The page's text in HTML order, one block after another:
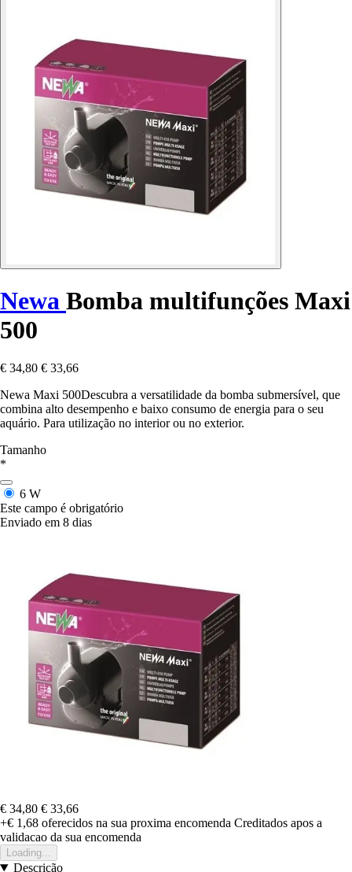
Newa Bomba multifunções Maxi
500
€ 34,80 € 33,66
Newa Maxi 500Descubra a versatilidade da bomba submersível, que
combina alto desempenho e baixo consumo de energia para o seu
aquário. Para utilização no interior ou no exterior.
Tamanho
*
6 W
Este campo é obrigatório
Enviado em 8 dias
€ 34,80 € 33,66
+€ 1,68 oferecidos na sua proxima encomenda Creditados apos a
validacao da sua encomenda
Loading...
Descrição